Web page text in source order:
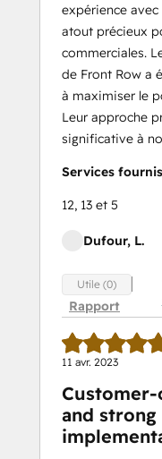
expérience
atout précieux
commerciales.
de Front Row a
à maximiser le
Leur approche
significative à
Services fournis
12, 13 et 5
Dufour, L.
Utile (0)
Rapport
11 avr. 2023
and